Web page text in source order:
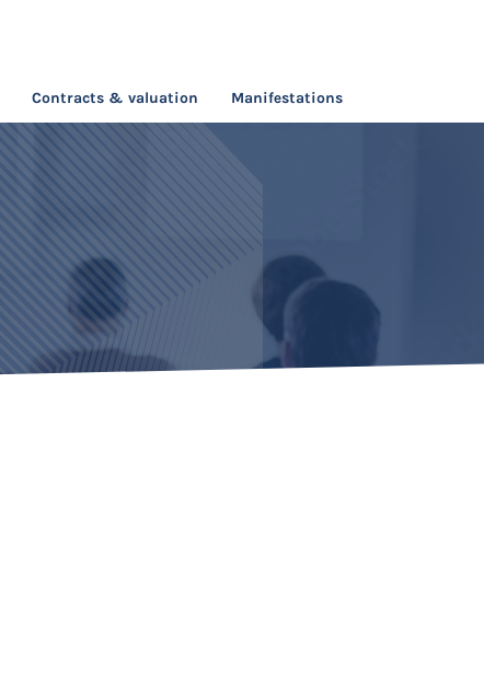
Contracts & valuation Manifestations